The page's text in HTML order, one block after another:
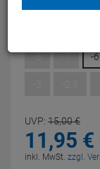
-8
-7 -6
UVP: 15,00€
11,95 €
inkl. MwSt. zzgl.